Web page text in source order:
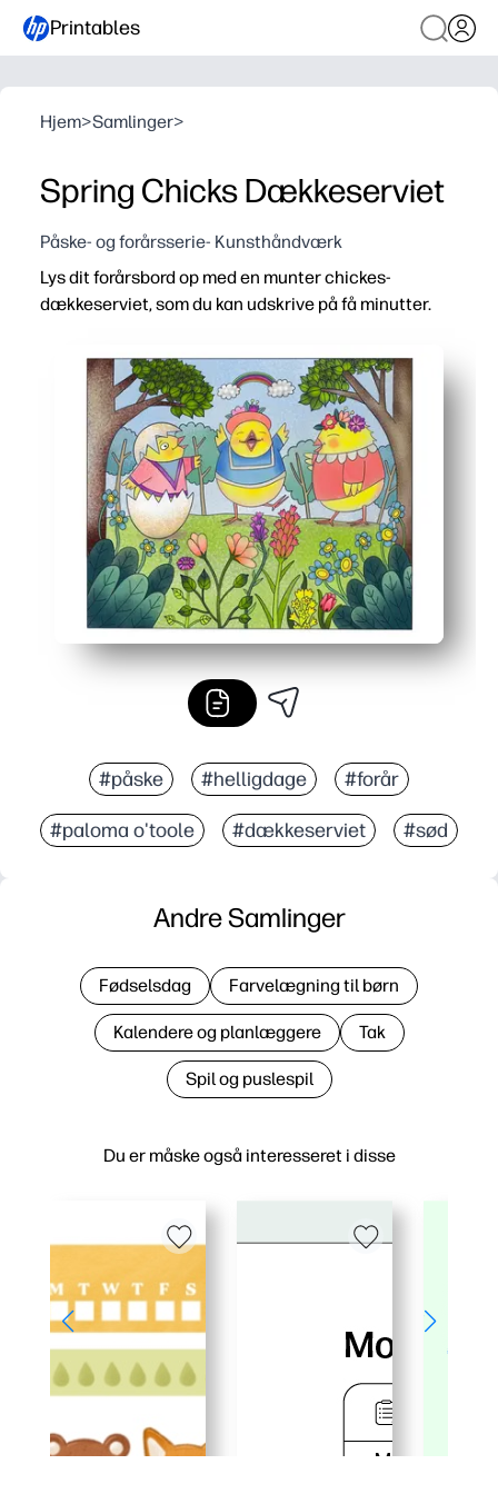
Printables
Hjem>Samlinger>
Spring Chicks Dækkeserviet
Påske- og forårsserie- Kunsthåndværk
Lys dit forårsbord op med en munter chickes-
dækkeserviet, som du kan udskrive på få minutter.
Print-and-go-bekvemmelighed - ingen klipning
Engagerer børnene ved måltiderne - søde kyllinger
Praktisk beskyttelse - skaber et engangslag til at fange
Fleksibel til hjemmet eller klasseværelset - brug som
#påske #helligdage #forår
#paloma o'toole #dækkeserviet #sød
Du er måske også interesseret i disse
Andre Samlinger
Fødselsdag Farvelægning til børn
Kalendere og planlæggere Tak
Spil og puslespil